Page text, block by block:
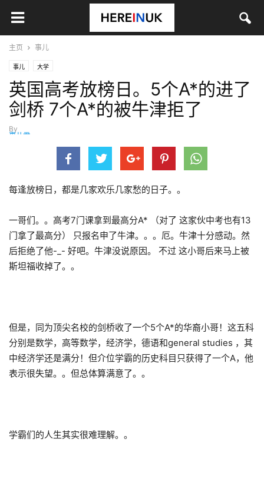
主页 事儿
事儿 大学
英国高考放榜日。5个A*的进了
剑桥 7个A*的被牛津拒了
By
事儿君
每逢放榜日，都是几家欢乐几家愁的日子。。
一哥们。。高考7门课拿到最高分A* （对了 这家伙中考也有13
门拿了最高分） 只报名申了牛津。。。厄。牛津十分感动。然
后拒绝了他-_- 好吧。牛津没说原因。 不过 这小哥后来马上被
斯坦福收掉了。。
但是，同为顶尖名校的剑桥收了一个5个A*的华裔小哥！这五科
分别是数学，高等数学，经济学，德语和general studies ，其
中经济学还是满分！但介位学霸的历史科目只获得了一个A，他
表示很失望。。但总体算满意了。。
学霸们的人生其实很难理解。。